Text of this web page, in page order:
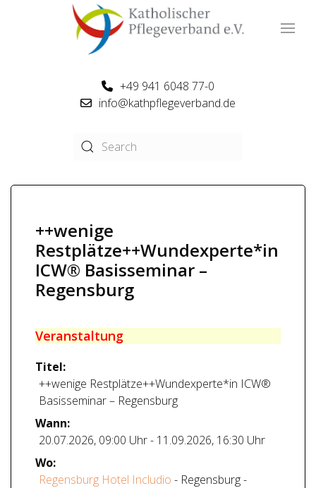
+49 941 6048 77-0
info@kathpflegeverband.de
++wenige
Restplätze++Wundexperte*in
ICW® Basisseminar –
Regensburg
Veranstaltung
Titel:
++wenige Restplätze++Wundexperte*in ICW®
Basisseminar – Regensburg
Wann:
20.07.2026, 09:00 Uhr- 11.09.2026, 16:30 Uhr
Wo:
Regensburg Hotel Includio - Regensburg -